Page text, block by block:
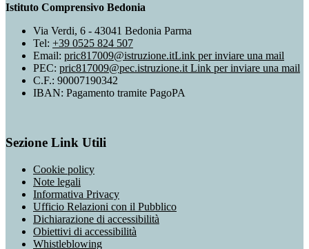
Istituto Comprensivo Bedonia
Via Verdi, 6 - 43041 Bedonia Parma
Tel: +39 0525 824 507
Email: pric817009@istruzione.itLink per inviare una mail
PEC: pric817009@pec.istruzione.it Link per inviare una mail
C.F.: 90007190342
IBAN: Pagamento tramite PagoPA
Sezione Link Utili
Cookie policy
Note legali
Informativa Privacy
Ufficio Relazioni con il Pubblico
Dichiarazione di accessibilità
Obiettivi di accessibilità
Whistleblowing